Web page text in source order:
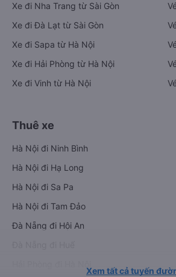
Xe đi Nha Trang từ Sài Gòn
Xe đi Đà Lạt từ Sài Gòn
Xe đi Sapa từ Hà Nội
Xe đi Hải Phòng từ Hà Nội
Xe đi Vinh từ Hà Nội
Thuê xe
Hà Nội đi Ninh Bình
Hà Nội đi Hạ Long
Hà Nội đi Sa Pa
Hà Nội đi Tam Đảo
Đà Nẵng đi Hội An
Xem tất cả tuyến